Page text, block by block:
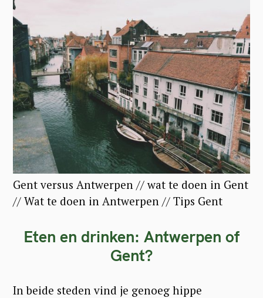
Gent versus Antwerpen // wat te doen in Gent
// Wat te doen in Antwerpen // Tips Gent
Eten en drinken: Antwerpen of
Gent?
In beide steden vind je genoeg hippe